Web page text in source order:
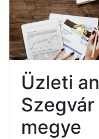
Üzleti
megye